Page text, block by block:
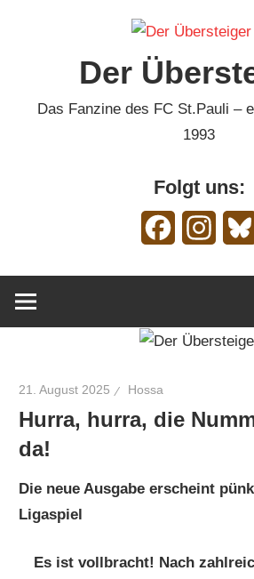
Der
Das Fanzine des FC St.Pauli –
1993
Folgt uns:
Facebook
21. August 2025 Hossa
Hurra, hurra, die
da!
Die neue Ausgabe erscheint
Ligaspiel
Es ist vollbracht! Nach